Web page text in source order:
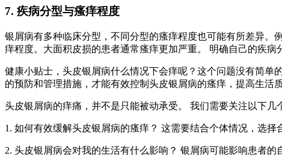
7. 疾病分型与瘙痒程度
银屑病有多种临床分型，不同分型的瘙痒程度也可能有所差异
痒程度。大面积皮损的患者通常瘙痒更加严重。 明确自己的疾病
健康小贴士，头皮银屑病什么情况下会痒呢？这个问题没有简
的预防和管理措施，才能有效控制头皮银屑病的瘙痒，提高生活质
头皮银屑病的痒痛，并不是只能被动承受。 我们需要关注以下几
1. 如何有效缓解头皮银屑病的瘙痒？ 这需要结合个体情况，选
2. 头皮银屑病会对我的生活有什么影响？ 银屑病可能影响患者